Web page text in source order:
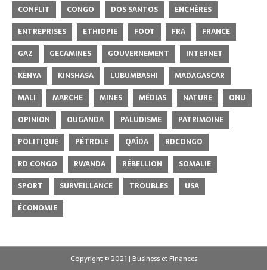
CONFLIT
CONGO DOS SANTOS
ENCHÈRES
ENTREPRISES
ETHIOPIE FOOT FRA
FRANCE
GAZ
GECAMINES GOUVERNEMENT
INTERNET
KENYA
KINSHASA LUBUMBASHI
MADAGASCAR
MALI
MARCHE MINES MÉDIAS NATURE
ONU
OPINION
OUGANDA PALUDISME
PATRIMOINE
POLITIQUE
PÉTROLE QAÏDA
RDCONGO
RD CONGO
RWANDA RÉBELLION
SOMALIE
SPORT
SURVEILLANCE TROUBLES
USA
ÉCONOMIE
Copyright © 2021 | Business et Finances